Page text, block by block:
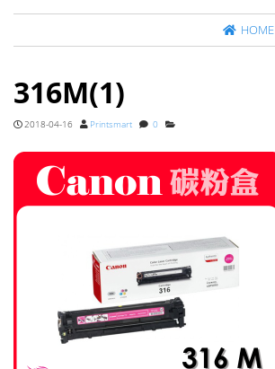
HOME
316M(1)
2018-04-16 Printsmart 0